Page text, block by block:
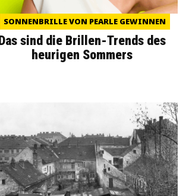
SONNENBRILLE VON PEARLE GEWINNEN
Das sind die Brillen-Trends des
heurigen Sommers